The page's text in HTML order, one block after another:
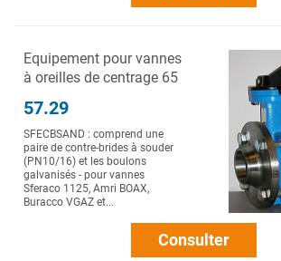
Equipement pour vannes
à oreilles de centrage 65
57.29
SFECBSAND : comprend une
paire de contre-brides à souder
(PN10/16) et les boulons
galvanisés - pour vannes
Sferaco 1125, Amri BOAX,
Buracco VGAZ et...
Consulter